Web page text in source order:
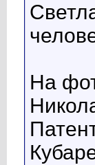
На